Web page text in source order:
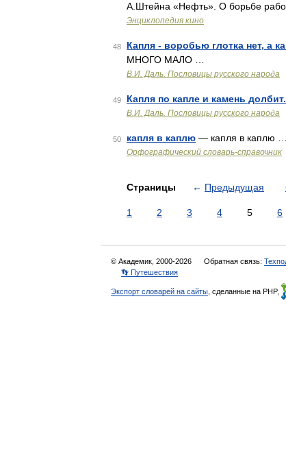
А.Штейна «Нефть». О борьбе
Энциклопедия кино
48 Капля - воробью глотка нет, а
МНОГО МАЛО …
В.И. Даль. Пословицы русского народа
49 Капля по капле и камень долбит.
В.И. Даль. Пословицы русского народа
50 капля в каплю — капля в каплю …
Орфографический словарь-справочник
Страницы ← Предыдущая
1 2 3 4 5 6
© Академик, 2000-2026 Обратная связь:
👣 Путешествия
Экспорт словарей на сайты , сделанные на PHP,